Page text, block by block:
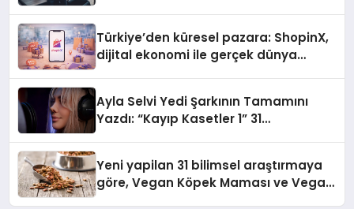
Türkiye’den küresel pazara: ShopinX,
dijital ekonomi ile gerçek dünya
Ayla Selvi Yedi Şarkının Tamamını
Yazdı: “Kayıp Kasetler 1” 31
Yeni yapilan 31 bilimsel araştırmaya
göre, Vegan Köpek Maması ve Vegan